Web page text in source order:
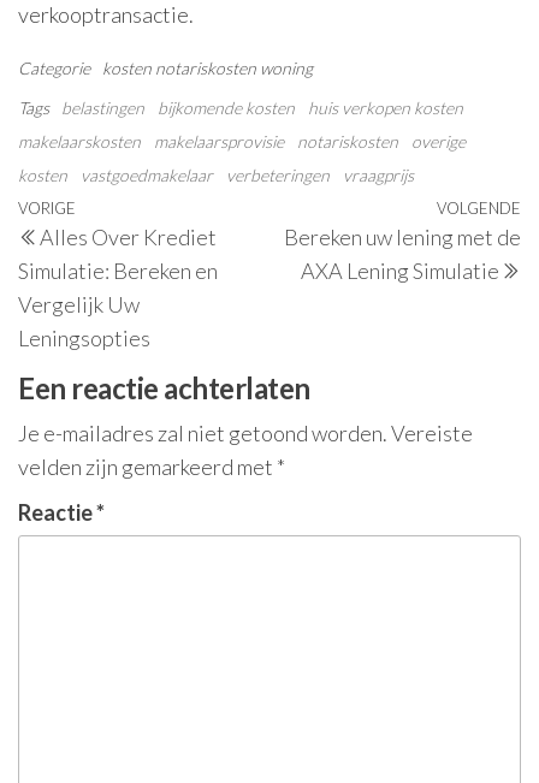
verkooptransactie.
Categorie kosten notariskosten woning
Tags
belastingen bijkomende kosten
huis verkopen kosten
makelaarskosten
makelaarsprovisie notariskosten
overige
kosten
vastgoedmakelaar verbeteringen vraagprijs
Berichtnavigatie
Vorig
bericht
VORIGE
Alles Over Krediet
Simulatie: Bereken en
Vergelijk Uw
Leningsopties
VOLGENDE
Bereken uw lening met de
AXA Lening Simulatie
Een reactie achterlaten
Je e-mailadres zal niet getoond worden.Vereiste
velden zijn gemarkeerd met *
Reactie*